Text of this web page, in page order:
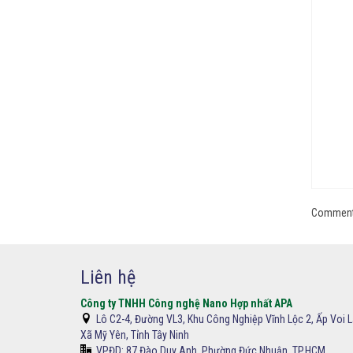
Liên hệ
Công ty TNHH Công nghệ Nano Hợp nhất APA
Lô C2-4, Đường VL3, Khu Công Nghiệp Vĩnh Lộc 2, Ấp Voi
Xã Mỹ Yên, Tỉnh Tây Ninh